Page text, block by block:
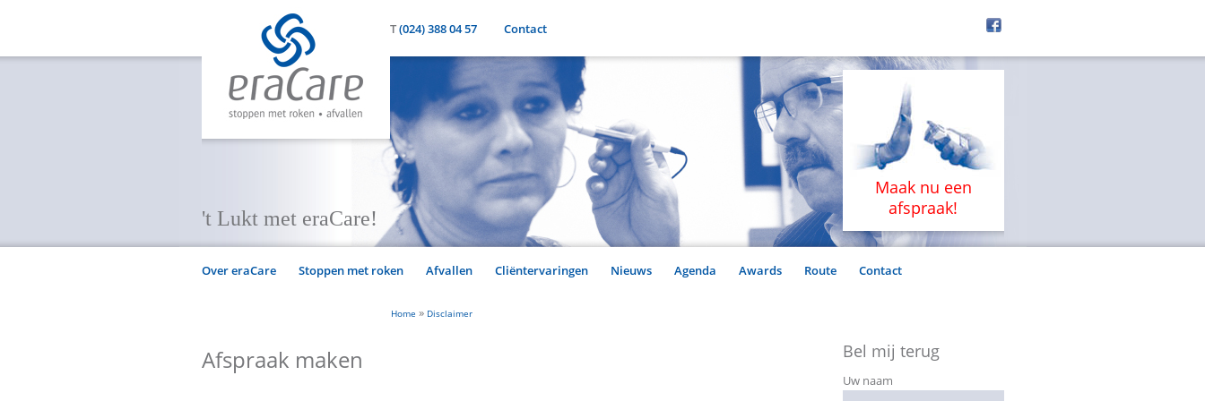
T(024) 388 04 57 Contact
't Lukt met eraCare!
Maak nu een
afspraak!
Over eraCare Stoppen met roken Afvallen Cliëntervaringen Nieuws Agenda Awards Route Contact
Home » Disclaimer
Afspraak maken Bel mij terug
Uw naam